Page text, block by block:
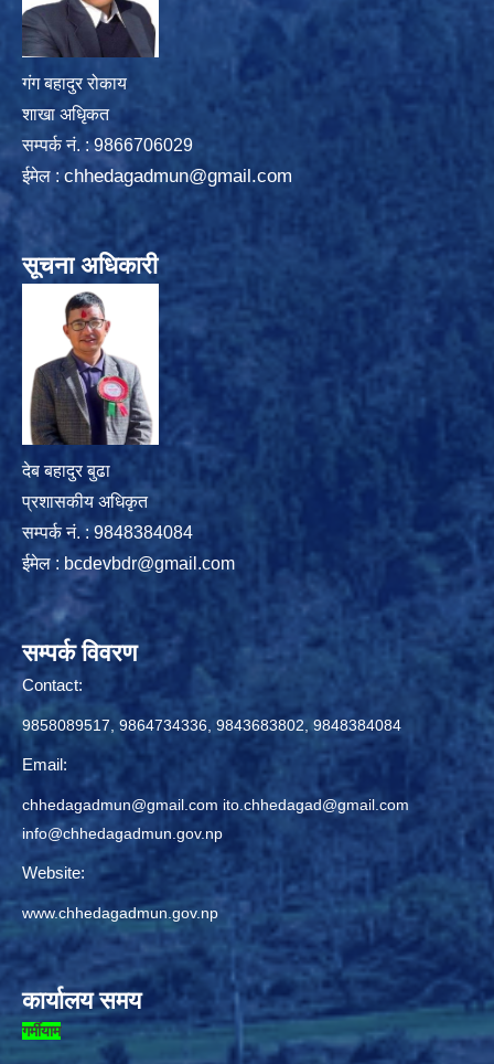
गंग बहादुर रोकाय
शाखा अधिृकत
सम्पर्क न‌ं. : 9866706029
ईमेल : chhedagadmun@gmail.com
सूचना अधिकारी
देब बहादुर बुढा
प्रशासकीय अधिकृत
सम्पर्क नं. : 9848384084
ईमेल : bcdevbdr@gmail.com
सम्पर्क विवरण
Contact:
9858089517, 9864734336, 9843683802, 9848384084
Email:
chhedagadmun@gmail.com ito.chhedagad@gmail.com
info@chhedagadmun.gov.np
Website:
www.chhedagadmun.gov.np
कार्यालय समय
गर्मीयाम